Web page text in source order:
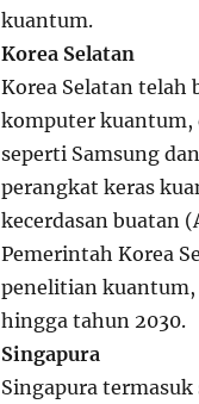
kuantum.
Korea Selatan
Korea Selatan telah
komputer kuantum,
seperti Samsung
perangkat keras
kecerdasan buatan
Pemerintah Korea
penelitian
hingga tahun 2030.
Singapura
Singapura